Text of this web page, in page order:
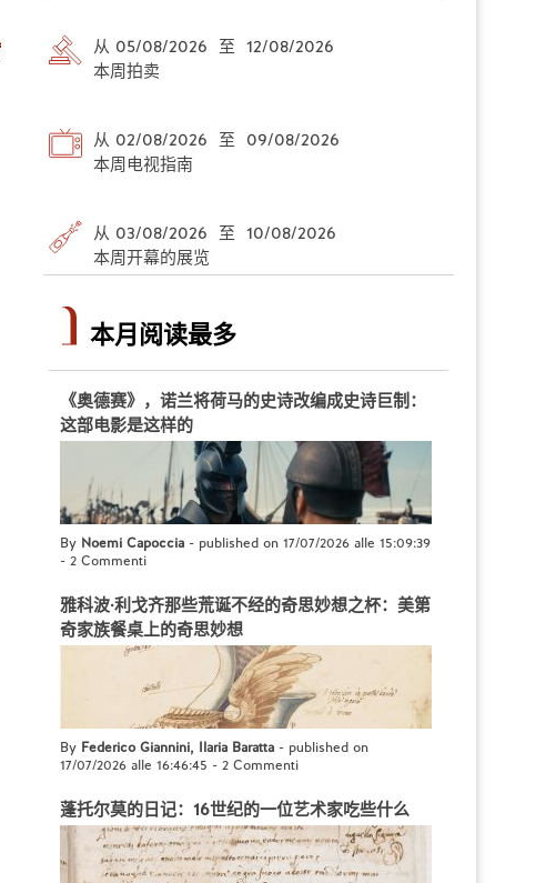
从 05/08/2026 至 12/08/2026
本周拍卖
从 02/08/2026 至 09/08/2026
本周电视指南
从 03/08/2026 至 10/08/2026
本周开幕的展览
本月阅读最多
《奥德赛》，诺兰将荷马的史诗改编成史诗巨制：
这部电影是这样的
By Noemi Capoccia - published on 17/07/2026 alle 15:09:39
- 2 Commenti
雅科波·利戈齐那些荒诞不经的奇思妙想之杯：美第
奇家族餐桌上的奇思妙想
By Federico Giannini, Ilaria Baratta - published on
17/07/2026 alle 16:46:45 - 2 Commenti
蓬托尔莫的日记：16世纪的一位艺术家吃些什么